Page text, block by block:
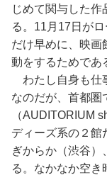
じめて関与した
る。11月17日が
だけ早めに、映画
動をするためであ
わたし自身も仕
なのだが、首都圏
（AUDITORIUM
ディーズ系の２館
ぎからか（渋谷）
る。なかなか空き